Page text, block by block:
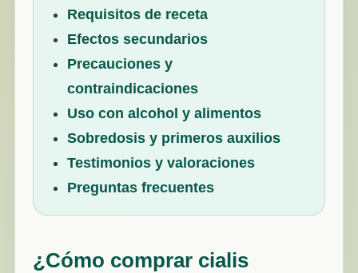
Requisitos de receta
Efectos secundarios
Precauciones y
contraindicaciones
Uso con alcohol y alimentos
Sobredosis y primeros auxilios
Testimonios y valoraciones
Preguntas frecuentes
¿Cómo comprar cialis